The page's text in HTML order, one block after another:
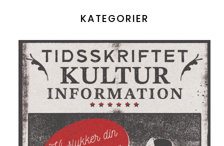
KATEGORIER